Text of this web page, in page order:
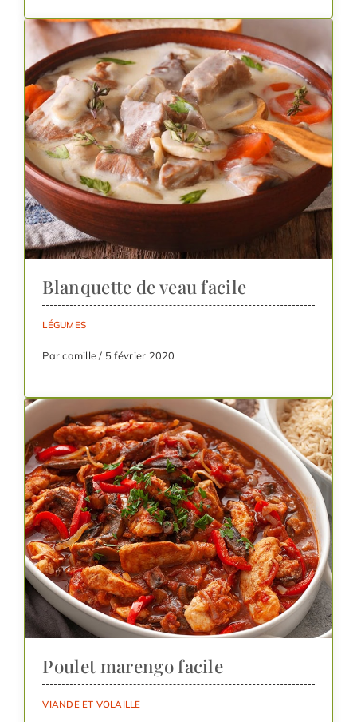
Blanquette de veau facile
LÉGUMES
Par camille / 5 février 2020
Poulet marengo facile
VIANDE ET VOLAILLE